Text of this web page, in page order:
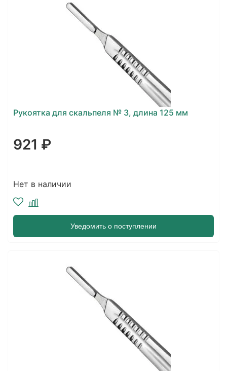
Рукоятка для скальпеля № 3, длина 125 мм
921 ₽
Нет в наличии
Уведомить о поступлении